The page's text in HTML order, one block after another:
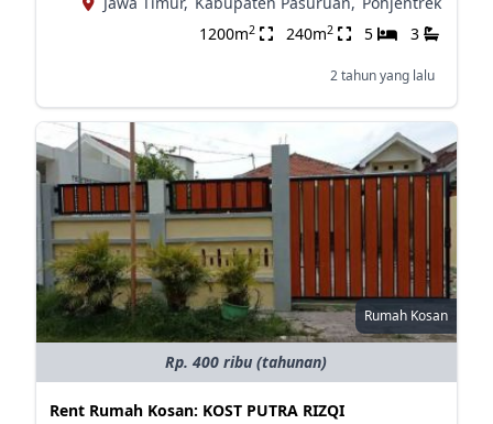
1200m2 240m2 5 3
2 tahun yang lalu
Rumah Kosan
Rp. 400 ribu (tahunan)
Rent Rumah Kosan: KOST PUTRA RIZQI